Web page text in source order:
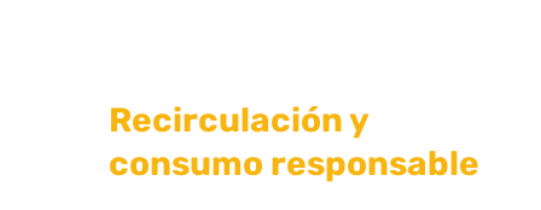
Recirculación y
consumo responsable